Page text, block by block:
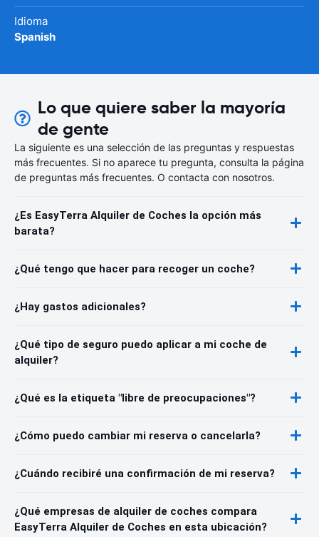
Idioma
Spanish
Lo que quiere saber la mayoría
de gente
La siguiente es una selección de las preguntas y respuestas
más frecuentes. Si no aparece tu pregunta, consulta la página
de preguntas más frecuentes. O contacta con nosotros.
¿Es EasyTerra Alquiler de Coches la opción más
barata?
¿Qué tengo que hacer para recoger un coche?
¿Hay gastos adicionales?
¿Qué tipo de seguro puedo aplicar a mi coche de
alquiler?
¿Qué es la etiqueta "libre de preocupaciones"?
¿Cómo puedo cambiar mi reserva o cancelarla?
¿Cuándo recibiré una confirmación de mi reserva?
¿Qué empresas de alquiler de coches compara
EasyTerra Alquiler de Coches en esta ubicación?